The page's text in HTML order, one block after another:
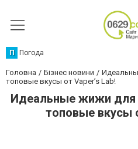
П Погода
Головна Бізнес новини
топовые вкусы от Vaper’s Lab!
Идеальные жижи для
топовые вкусы